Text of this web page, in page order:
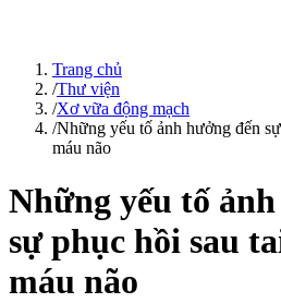
Trang chủ
/Thư viện
/Xơ vữa động mạch
/Những yếu tố ảnh hưởng đến
máu não
Những yếu tố
sự phục hồi sau
máu não